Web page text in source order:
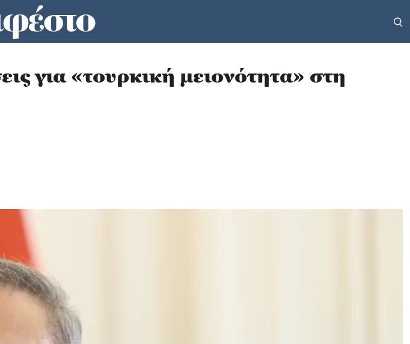
για «τουρκική μειονότητα» στη